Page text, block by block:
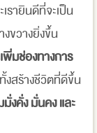
รายินดีที่จะเป็น
ขวางยิ่งขึ้น
เพิ่มช่องทางการ
สร้างชีวิตที่ดีขึ้น
งคั่ง มั่นคง และ